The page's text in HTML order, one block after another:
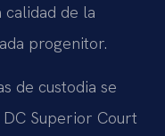
calidad de la
progenitor.
de custodia se
Superior Court